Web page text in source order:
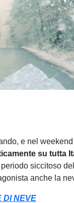
e nel
su tutta
siccitoso
anche la
DI NEVE